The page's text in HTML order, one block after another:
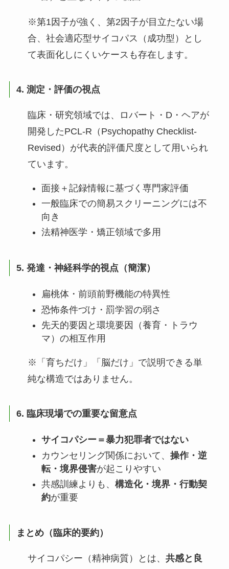
※第1因子が強く、第2因子が目立たない場
合、社会適応型サイコパス（成功型）とし
て表面化しにくいケースも存在します。
4. 測定・評価の視点
臨床・研究領域では、ロバート・D・ヘアが
開発したPCL-R（Psychopathy Checklist-
Revised）が代表的評価尺度として用いられ
ています。
面接＋記録情報に基づく専門家評価
一般臨床での簡易スクリーニングには不
向き
法精神医学・矯正領域で多用
5. 発達・神経科学的視点（簡潔）
扁桃体・前頭前野機能の特異性
恐怖条件づけ・罰学習の弱さ
先天的要因と環境要因（養育・トラウ
マ）の相互作用
※「育ちだけ」「脳だけ」で説明できる単
純な構造ではありません。
6. 臨床現場での重要な留意点
サイコパシー＝暴力犯罪者ではない
カウンセリング関係において、 操作・逆
転・境界侵害が起こりやすい
共感訓練よりも、 構造化・境界・行動契
約が重要
まとめ（臨床的要約）
サイコパシー（精神病質）とは、 共感と良